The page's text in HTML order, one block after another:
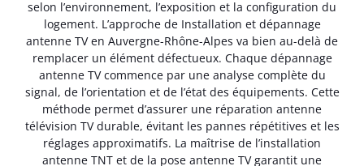
selon l’environnement, l’exposition et la configuration du
logement. L’approche de Installation et dépannage
antenne TV en Auvergne-Rhône-Alpes va bien au-delà de
remplacer un élément défectueux. Chaque dépannage
antenne TV commence par une analyse complète du
signal, de l’orientation et de l’état des équipements. Cette
méthode permet d’assurer une réparation antenne
télévision TV durable, évitant les pannes répétitives et les
réglages approximatifs. La maîtrise de l’installation
antenne TNT et de la pose antenne TV garantit une